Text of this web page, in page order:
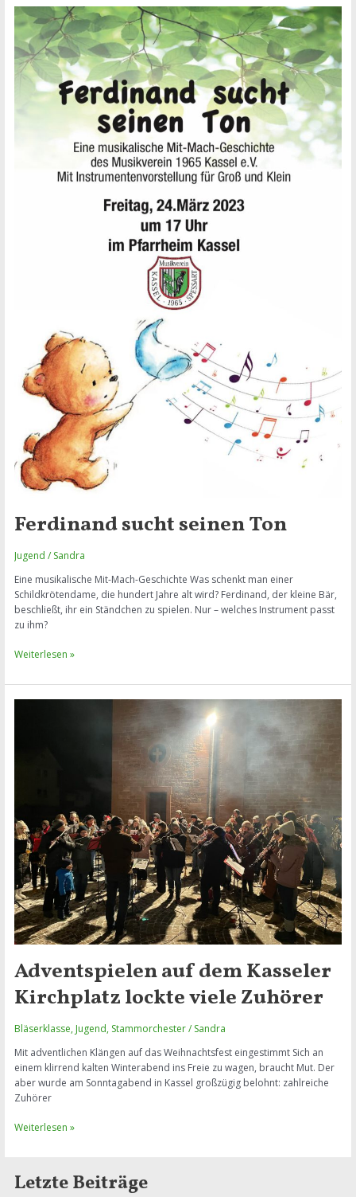
den
Martinszügen
in
Kassel
und
Wirtheim
Ferdinand sucht seinen Ton
Jugend / Sandra
Eine musikalische Mit-Mach-Geschichte Was schenkt man einer
Schildkrötendame, die hundert Jahre alt wird? Ferdinand, der kleine Bär,
beschließt, ihr ein Ständchen zu spielen. Nur – welches Instrument passt
zu ihm?
Ferdinand
seinen
Ton
Weiterlesen »
Adventspielen auf dem Kasseler
Kirchplatz lockte viele Zuhörer
Bläserklasse, Jugend, Stammorchester/ Sandra
Mit adventlichen Klängen auf das Weihnachtsfest eingestimmt Sich an
einem klirrend kalten Winterabend ins Freie zu wagen, braucht Mut. Der
aber wurde am Sonntagabend in Kassel großzügig belohnt: zahlreiche
Zuhörer
Adventspielen
Kirchplatz
Weiterlesen »
Letzte Beiträge